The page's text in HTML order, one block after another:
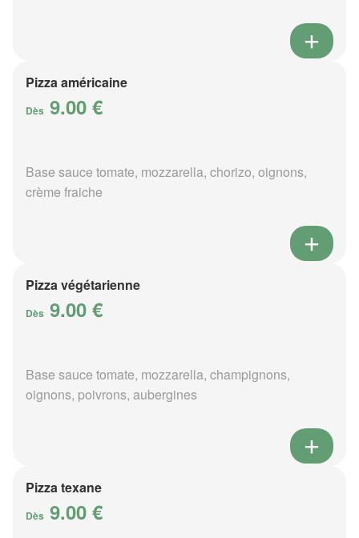
Pizza américaine
Dès 9.00 €
Base sauce tomate, mozzarella, chorizo, oignons,
crème fraiche
Pizza végétarienne
Dès 9.00 €
Base sauce tomate, mozzarella, champignons,
oignons, poivrons, aubergines
Pizza texane
Dès 9.00 €